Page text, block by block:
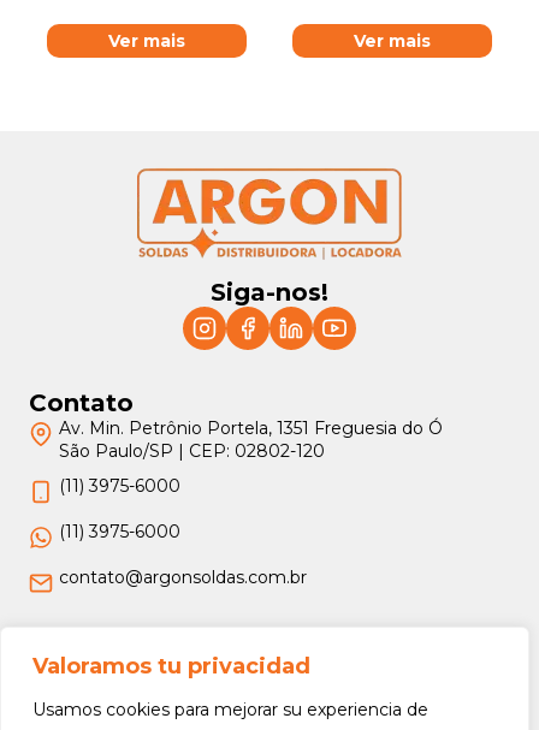
Valoramos tu privacidad
Usamos cookies para mejorar su experiencia de
Ver mais Ver mais
Siga-nos!
Contato
Av. Min. Petrônio Portela, 1351 Freguesia do Ó
São Paulo/SP | CEP: 02802-120
(11) 3975-6000
(11) 3975-6000
contato@argonsoldas.com.br
Jurídico
Termos e Condições
Política de Privacidade